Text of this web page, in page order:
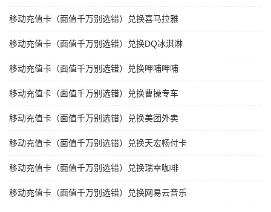
移动充值卡（面值千万别选错）兑换喜马拉雅
移动充值卡（面值千万别选错）兑换DQ冰淇淋
移动充值卡（面值千万别选错）兑换呷哺呷哺
移动充值卡（面值千万别选错）兑换曹操专车
移动充值卡（面值千万别选错）兑换美团外卖
移动充值卡（面值千万别选错）兑换天宏畅付卡
移动充值卡（面值千万别选错）兑换瑞幸咖啡
移动充值卡（面值千万别选错）兑换网易云音乐